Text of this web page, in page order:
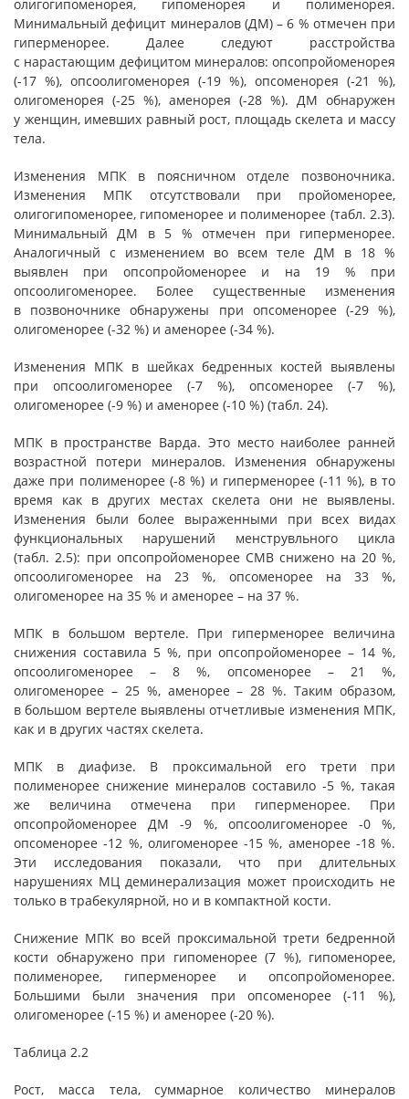
олигогипоменорея, гипоменорея и полименорея.
Минимальный дефицит минералов (ДМ) – 6 % отмечен при
гиперменорее. Далее следуют расстройства
с нарастающим дефицитом минералов: опсопройоменорея
(-17 %), опсоолигоменорея (-19 %), опсоменорея (-21 %),
олигоменорея (-25 %), аменорея (-28 %). ДМ обнаружен
у женщин, имевших равный рост, площадь скелета и массу
тела.
Изменения МПК в поясничном отделе позвоночника.
Изменения МПК отсутствовали при пройоменорее,
олигогипоменорее, гипоменорее и полименорее (табл. 2.3).
Минимальный ДМ в 5 % отмечен при гиперменорее.
Аналогичный с изменением во всем теле ДМ в 18 %
выявлен при опсопройоменорее и на 19 % при
опсоолигоменорее. Более существенные изменения
в позвоночнике обнаружены при опсоменорее (-29 %),
олигоменорее (-32 %) и аменорее (-34 %).
Изменения МПК в шейках бедренных костей выявлены
при опсоолигоменорее (-7 %), опсоменорее (-7 %),
олигоменорее (-9 %) и аменорее (-10 %) (табл. 24).
МПК в пространстве Варда. Это место наиболее ранней
возрастной потери минералов. Изменения обнаружены
даже при полименорее (-8 %) и гиперменорее (-11 %), в то
время как в других местах скелета они не выявлены.
Изменения были более выраженными при всех видах
функциональных нарушений менструвльного цикла
(табл. 2.5): при опсопройоменорее СМВ снижено на 20 %,
опсоолигоменорее на 23 %, опсоменорее на 33 %,
олигоменорее на 35 % и аменорее – на 37 %.
МПК в большом вертеле. При гиперменорее величина
снижения составила 5 %, при опсопройоменорее – 14 %,
опсоолигоменорее – 8 %, опсоменорее – 21 %,
олигоменорее – 25 %, аменорее – 28 %. Таким образом,
в большом вертеле выявлены отчетливые изменения МПК,
как и в других частях скелета.
МПК в диафизе. В проксимальной его трети при
полименорее снижение минералов составило -5 %, такая
же величина отмечена при гиперменорее. При
опсопройоменорее ДМ -9 %, опсоолигоменорее -0 %,
опсоменорее -12 %, олигоменорее -15 %, аменорее -18 %.
Эти исследования показали, что при длительных
нарушениях МЦ деминерализация может происходить не
только в трабекулярной, но и в компактной кости.
Снижение МПК во всей проксимальной трети бедренной
кости обнаружено при гипоменорее (7 %), гипоменорее,
полименорее, гиперменорее и опсопройоменорее.
Большими были значения при опсоменорее (-11 %),
олигоменорее (-15 %) и аменорее (-20 %).
Таблица 2.2
Рост, масса тела, суммарное количество минералов